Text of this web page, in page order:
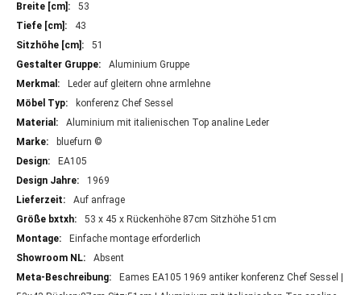
53
43
51
Aluminium Gruppe
Leder auf gleitern ohne armlehne
konferenz Chef Sessel
Aluminium mit italienischen Top analine Leder
bluefurn ©
EA105
1969
Auf anfrage
53 x 45 x Rückenhöhe 87cm Sitzhöhe 51cm
Einfache montage erforderlich
Absent
Eames EA105 1969 antiker konferenz Chef Sessel |